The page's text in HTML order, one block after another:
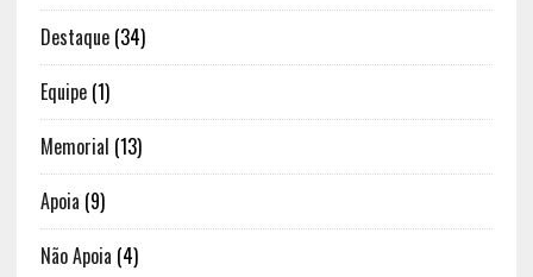
Destaque(34)
Equipe(1)
Memorial (13)
Apoia (9)
Não Apoia (4)